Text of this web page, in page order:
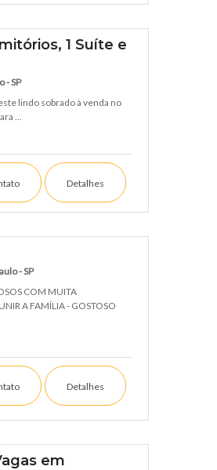
1 Suíte e
- SP
lindo sobrado à venda no
...
Detalhes
- SP
COM MUITA
A FAMÍLIA - GOSTOSO
Detalhes
em